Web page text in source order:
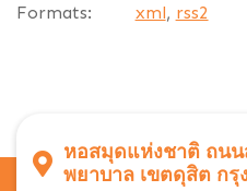
Formats:
xml, rss2
หอสมุดแห่งชาติ ถนน
พยาบาล เขตดุสิต กรุ